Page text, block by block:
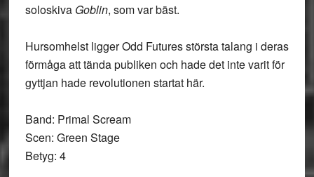
soloskiva Goblin, som var bäst.
Hursomhelst ligger Odd Futures största talang i deras
förmåga att tända publiken och hade det inte varit för
gyttjan hade revolutionen startat här.
Band: Primal Scream
Scen: Green Stage
Betyg: 4